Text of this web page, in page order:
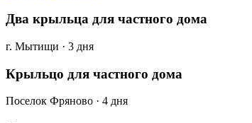
Два крыльца для частного дома
г. Мытищи · 3 дня
Крыльцо для частного дома
Поселок Фряново · 4 дня